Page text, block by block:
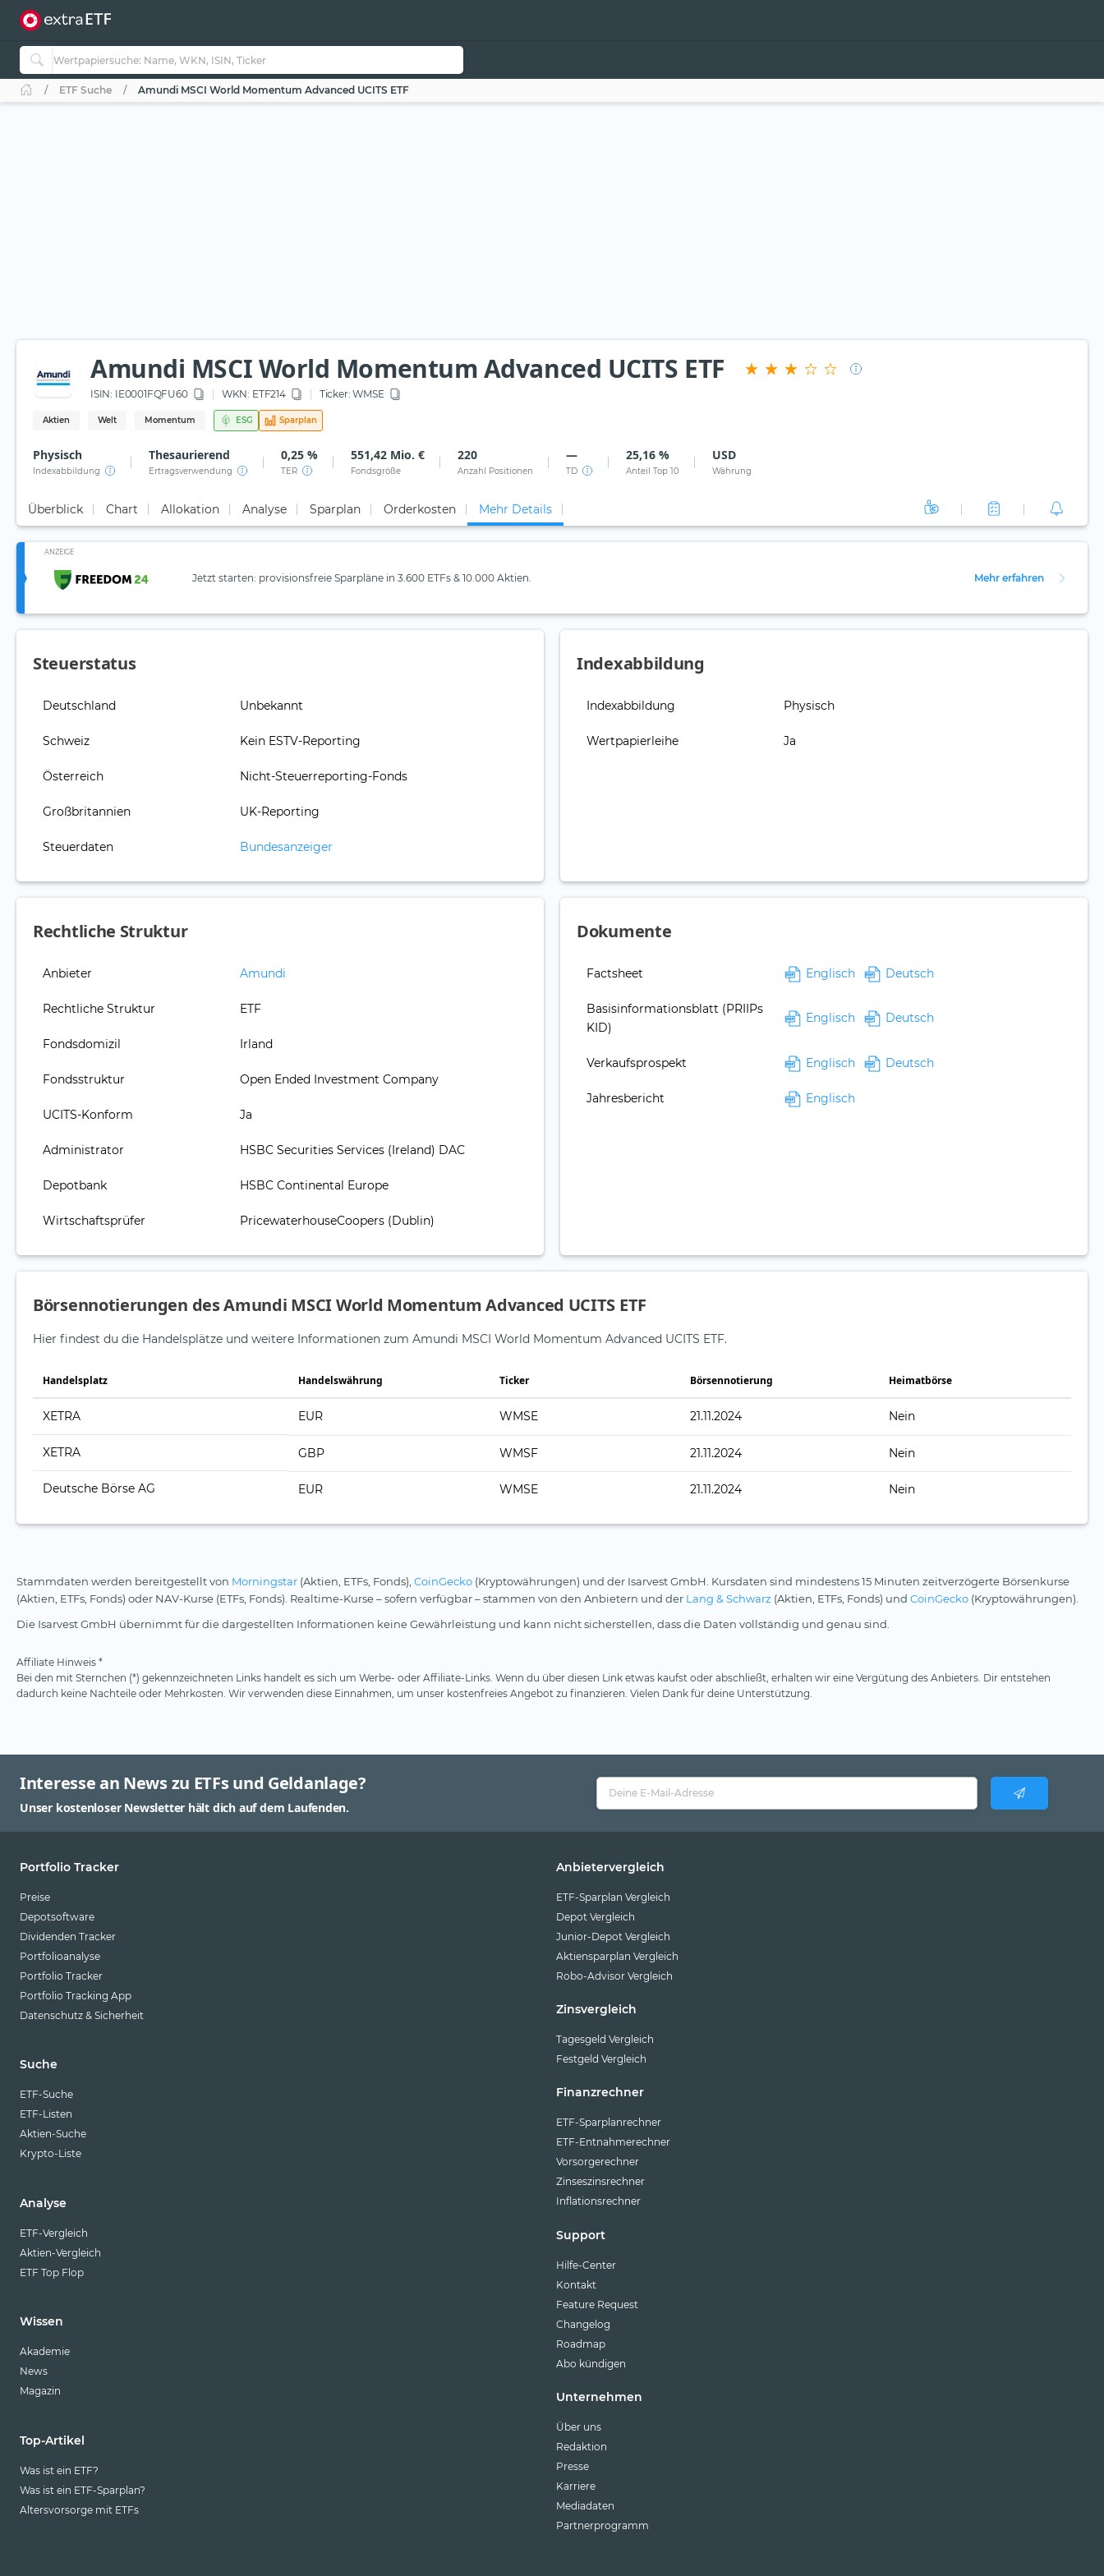
ETF Suche Amundi MSCI World Momentum Advanced UCITS ETF
Amundi MSCI World Momentum Advanced UCITS ETF
ISIN: IE0001FQFU60 WKN: ETF214 Ticker: WMSE
Aktien Welt Momentum ESG Sparplan
Physisch
Indexabbildung
Thesaurierend
Ertragsverwendung
0,25 %
TER
551,42 Mio. €
Fondsgröße
220
Anzahl Positionen
—
TD
25,16 %
Anteil Top 10
USD
Währung
Überblick Chart Allokation Analyse Sparplan Orderkosten Mehr Details
ANZEIGE
Jetzt starten: provisionsfreie Sparpläne in 3.600 ETFs & 10.000 Aktien. Mehr erfahren
Steuerstatus
Deutschland Unbekannt
Schweiz Kein ESTV-Reporting
Österreich Nicht-Steuerreporting-Fonds
Großbritannien UK-Reporting
Steuerdaten Bundesanzeiger
Indexabbildung
Indexabbildung Physisch
Wertpapierleihe Ja
Rechtliche Struktur
Anbieter Amundi
Rechtliche Struktur ETF
Fondsdomizil Irland
Fondsstruktur Open Ended Investment Company
UCITS-Konform Ja
Administrator HSBC Securities Services (Ireland) DAC
Depotbank HSBC Continental Europe
Wirtschaftsprüfer PricewaterhouseCoopers (Dublin)
Dokumente
Factsheet Englisch Deutsch
Basisinformationsblatt (PRIIPs
KID)
Englisch Deutsch
Verkaufsprospekt Englisch Deutsch
Jahresbericht Englisch
Börsennotierungen des Amundi MSCI World Momentum Advanced UCITS ETF
Hier findest du die Handelsplätze und weitere Informationen zum Amundi MSCI World Momentum Advanced UCITS ETF.
Handelsplatz Handelswährung Ticker Börsennotierung Heimatbörse
XETRA EUR WMSE 21.11.2024 Nein
XETRA GBP WMSF 21.11.2024 Nein
Deutsche Börse AG EUR WMSE 21.11.2024 Nein
Stammdaten werden bereitgestellt von Morningstar (Aktien, ETFs, Fonds), CoinGecko (Kryptowährungen) und der Isarvest GmbH. Kursdaten sind mindestens 15 Minuten zeitverzögerte Börsenkurse
(Aktien, ETFs, Fonds) oder NAV-Kurse (ETFs, Fonds). Realtime-Kurse – sofern verfügbar – stammen von den Anbietern und der Lang & Schwarz (Aktien, ETFs, Fonds) und CoinGecko (Kryptowährungen).
Die Isarvest GmbH übernimmt für die dargestellten Informationen keine Gewährleistung und kann nicht sicherstellen, dass die Daten vollständig und genau sind.
Affiliate Hinweis *
Bei den mit Sternchen (*) gekennzeichneten Links handelt es sich um Werbe- oder Affiliate-Links. Wenn du über diesen Link etwas kaufst oder abschließt, erhalten wir eine Vergütung des Anbieters. Dir entstehen
dadurch keine Nachteile oder Mehrkosten. Wir verwenden diese Einnahmen, um unser kostenfreies Angebot zu finanzieren. Vielen Dank für deine Unterstützung.
Interesse an News zu ETFs und Geldanlage?
Unser kostenloser Newsletter hält dich auf dem Laufenden.
Portfolio Tracker
Preise
Depotsoftware
Dividenden Tracker
Portfolioanalyse
Portfolio Tracker
Portfolio Tracking App
Datenschutz & Sicherheit
Suche
ETF-Suche
ETF-Listen
Aktien-Suche
Krypto-Liste
Analyse
ETF-Vergleich
Aktien-Vergleich
ETF Top Flop
Wissen
Akademie
News
Magazin
Top-Artikel
Was ist ein ETF?
Was ist ein ETF-Sparplan?
Altersvorsorge mit ETFs
Anbietervergleich
ETF-Sparplan Vergleich
Depot Vergleich
Junior-Depot Vergleich
Aktiensparplan Vergleich
Robo-Advisor Vergleich
Zinsvergleich
Tagesgeld Vergleich
Festgeld Vergleich
Finanzrechner
ETF-Sparplanrechner
ETF-Entnahmerechner
Vorsorgerechner
Zinseszinsrechner
Inflationsrechner
Support
Hilfe-Center
Kontakt
Feature Request
Changelog
Roadmap
Abo kündigen
Unternehmen
Über uns
Redaktion
Presse
Karriere
Mediadaten
Partnerprogramm